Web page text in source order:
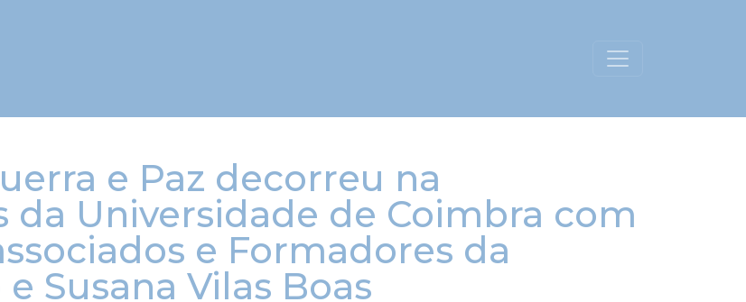
e Paz decorreu na
da Universidade de Coimbra com
e Formadores da
Susana Vilas Boas